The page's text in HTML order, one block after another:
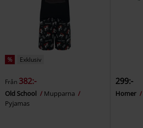
% Exklusiv
Från 382:-
Old School
Mupparna
Pyjamas
299:-
Homer